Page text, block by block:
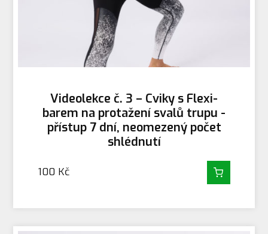
Videolekce č. 3 – Cviky s Flexi-
barem na protažení svalů trupu -
přístup 7 dní, neomezený počet
shlédnutí
100 Kč